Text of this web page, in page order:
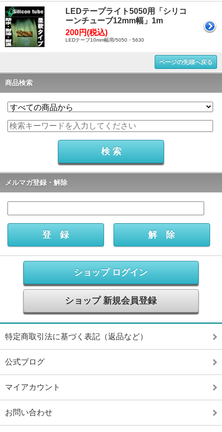
LEDテープライト5050用「シリコ
ーンチューブ12mm幅」1m
200円(税込)
LEDテープ10mm幅用/5050・5630
ページの先頭へ戻る
商品検索
メルマガ登録・解除
ショップ ログイン
ショップ 新規会員登録
特定商取引法に基づく表記（返品など）
公式ブログ
マイアカウント
お問い合わせ